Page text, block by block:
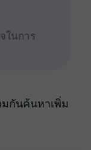
ในการ
มกันค้นหาเพิ่ม